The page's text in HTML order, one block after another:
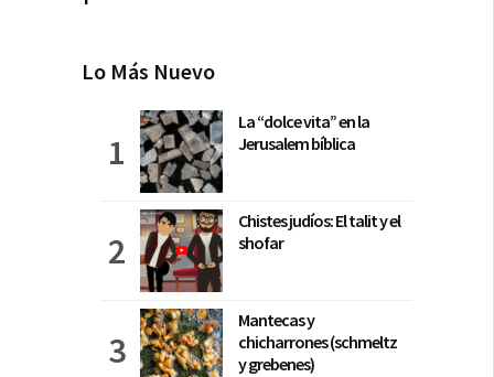
Lo Más Nuevo
La “dolce vita” en la
Jerusalem bíblica
Chistes judíos: El talit y el
shofar
Mantecas y
chicharrones (schmeltz
y grebenes)